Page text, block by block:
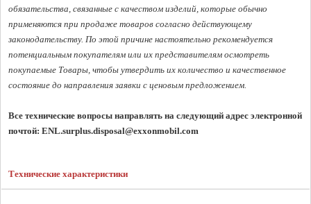
обязательства, связанные с качеством изделий, которые обычно
применяются при продаже товаров согласно действующему
законодательству. По этой причине настоятельно рекомендуется
потенциальным покупателям или их представителям осмотреть
покупаемые Товары, чтобы утвердить их количество и качественное
состояние до направления заявки с ценовым предложением.
Все технические вопросы направлять на следующий адрес электронной
почтой: ENL.surplus.disposal@exxonmobil.com
Технические характеристики